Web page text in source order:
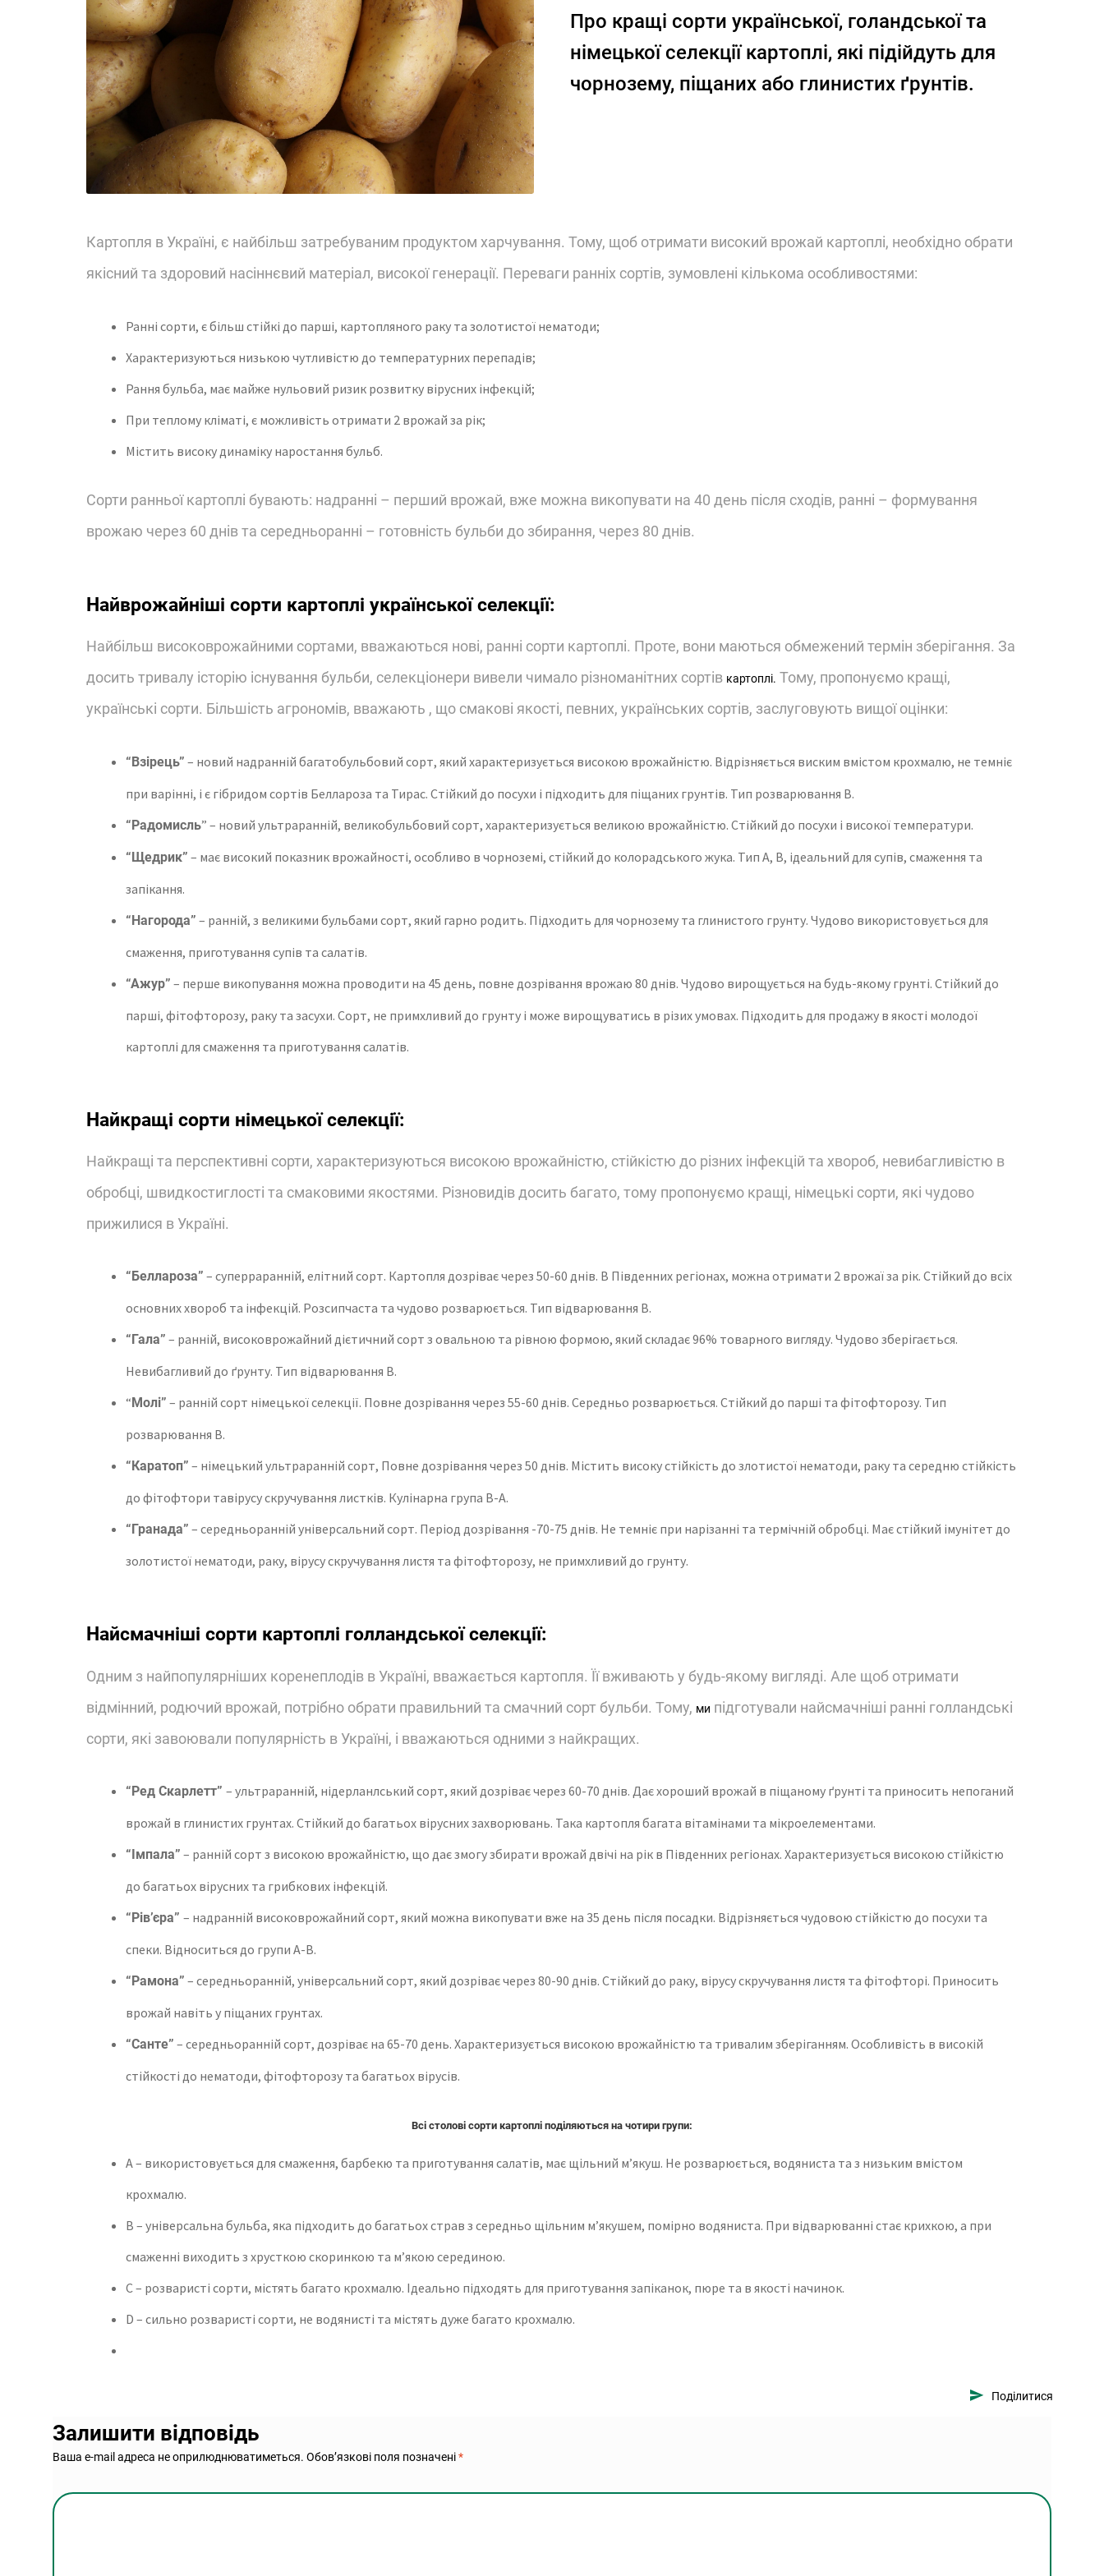
Про кращі сорти української, голандської та
німецької селекції картоплі, які підійдуть для
чорнозему, піщаних або глинистих ґрунтів.
Картопля в Україні, є найбільш затребуваним продуктом харчування. Тому, щоб отримати високий врожай картоплі, необхідно обрати
якісний та здоровий насіннєвий матеріал, високої генерації. Переваги ранніх сортів, зумовлені кількома особливостями:
Ранні сорти, є більш стійкі до парші, картопляного раку та золотистої нематоди;
Характеризуються низькою чутливістю до температурних перепадів;
Рання бульба, має майже нульовий ризик розвитку вірусних інфекцій;
При теплому кліматі, є можливість отримати 2 врожай за рік;
Містить високу динаміку наростання бульб.
Сорти ранньої картоплі бувають: надранні – перший врожай, вже можна викопувати на 40 день після сходів, ранні – формування
врожаю через 60 днів та середньоранні – готовність бульби до збирання, через 80 днів.
Найврожайніші сорти картоплі української селекції:
Найбільш високоврожайними сортами, вважаються нові, ранні сорти картоплі. Проте, вони маються обмежений термін зберігання. За
досить тривалу історію існування бульби, селекціонери вивели чимало різноманітних сортів картоплі. Тому, пропонуємо кращі,
українські сорти. Більшість агрономів, вважають , що смакові якості, певних, українських сортів, заслуговують вищої оцінки:
“Взірець” – новий надранній багатобульбовий сорт, який характеризується високою врожайністю. Відрізняється виским вмістом крохмалю, не темніє
при варінні, і є гібридом сортів Беллароза та Тирас. Стійкий до посухи і підходить для піщаних грунтів. Тип розварювання В.
“Радомисль” – новий ультраранній, великобульбовий сорт, характеризується великою врожайністю. Стійкий до посухи і високої температури.
“Щедрик” – має високий показник врожайності, особливо в чорноземі, стійкий до колорадського жука. Тип А, В, ідеальний для супів, смаження та
запікання.
“Нагорода” – ранній, з великими бульбами сорт, який гарно родить. Підходить для чорнозему та глинистого грунту. Чудово використовується для
смаження, приготування супів та салатів.
“Ажур” – перше викопування можна проводити на 45 день, повне дозрівання врожаю 80 днів. Чудово вирощується на будь-якому грунті. Стійкий до
парші, фітофторозу, раку та засухи. Сорт, не примхливий до грунту і може вирощуватись в різих умовах. Підходить для продажу в якості молодої
картоплі для смаження та приготування салатів.
Найкращі сорти німецької селекції:
Найкращі та перспективні сорти, характеризуються високою врожайністю, стійкістю до різних інфекцій та хвороб, невибагливістю в
обробці, швидкостиглості та смаковими якостями. Різновидів досить багато, тому пропонуємо кращі, німецькі сорти, які чудово
прижилися в Україні.
“Беллароза” – суперраранній, елітний сорт. Картопля дозріває через 50-60 днів. В Південних регіонах, можна отримати 2 врожаї за рік. Стійкий до всіх
основних хвороб та інфекцій. Розсипчаста та чудово розварюється. Тип відварювання В.
“Гала” – ранній, високоврожайний дієтичний сорт з овальною та рівною формою, який складає 96% товарного вигляду. Чудово зберігається.
Невибагливий до ґрунту. Тип відварювання В.
“ Молі” – ранній сорт німецької селекції. Повне дозрівання через 55-60 днів. Середньо розварюється. Стійкий до парші та фітофторозу. Тип
розварювання В.
“Каратоп” – німецький ультраранній сорт, Повне дозрівання через 50 днів. Містить високу стійкість до злотистої нематоди, раку та середню стійкість
до фітофтори тавірусу скручування листків. Кулінарна група В-А.
“Гранада” – середньоранній універсальний сорт. Період дозрівання -70-75 днів. Не темніє при нарізанні та термічній обробці. Має стійкий імунітет до
золотистої нематоди, раку, вірусу скручування листя та фітофторозу, не примхливий до грунту.
Найсмачніші сорти картоплі голландської селекції:
Одним з найпопулярніших коренеплодів в Україні, вважається картопля. Її вживають у будь-якому вигляді. Але щоб отримати
відмінний, родючий врожай, потрібно обрати правильний та смачний сорт бульби. Тому, ми підготували найсмачніші ранні голландські
сорти, які завоювали популярність в Україні, і вважаються одними з найкращих.
“Ред Скарлетт” – ультраранній, нідерланлський сорт, який дозріває через 60-70 днів. Дає хороший врожай в піщаному ґрунті та приносить непоганий
врожай в глинистих грунтах. Стійкий до багатьох вірусних захворювань. Така картопля багата вітамінами та мікроелементами.
“Імпала” – ранній сорт з високою врожайністю, що дає змогу збирати врожай двічі на рік в Південних регіонах. Характеризується високою стійкістю
до багатьох вірусних та грибкових інфекцій.
“Рів’єра” – надранній високоврожайний сорт, який можна викопувати вже на 35 день після посадки. Відрізняється чудовою стійкістю до посухи та
спеки. Відноситься до групи А-В.
“Рамона” – середньоранній, універсальний сорт, який дозріває через 80-90 днів. Стійкий до раку, вірусу скручування листя та фітофторі. Приносить
врожай навіть у піщаних грунтах.
“Санте” – середньоранній сорт, дозріває на 65-70 день. Характеризується високою врожайністю та тривалим зберіганням. Особливість в високій
стійкості до нематоди, фітофторозу та багатьох вірусів.
Всі столові сорти картоплі поділяються на чотири групи:
А – використовується для смаження, барбекю та приготування салатів, має щільний м’якуш. Не розварюється, водяниста та з низьким вмістом
крохмалю.
В – універсальна бульба, яка підходить до багатьох страв з середньо щільним м’якушем, помірно водяниста. При відварюванні стає крихкою, а при
смаженні виходить з хрусткою скоринкою та м’якою серединою.
С – розваристі сорти, містять багато крохмалю. Ідеально підходять для приготування запіканок, пюре та в якості начинок.
D – сильно розваристі сорти, не водянисті та містять дуже багато крохмалю.
Поділитися
Залишити відповідь
Ваша e-mail адреса не оприлюднюватиметься. Обов’язкові поля позначені*